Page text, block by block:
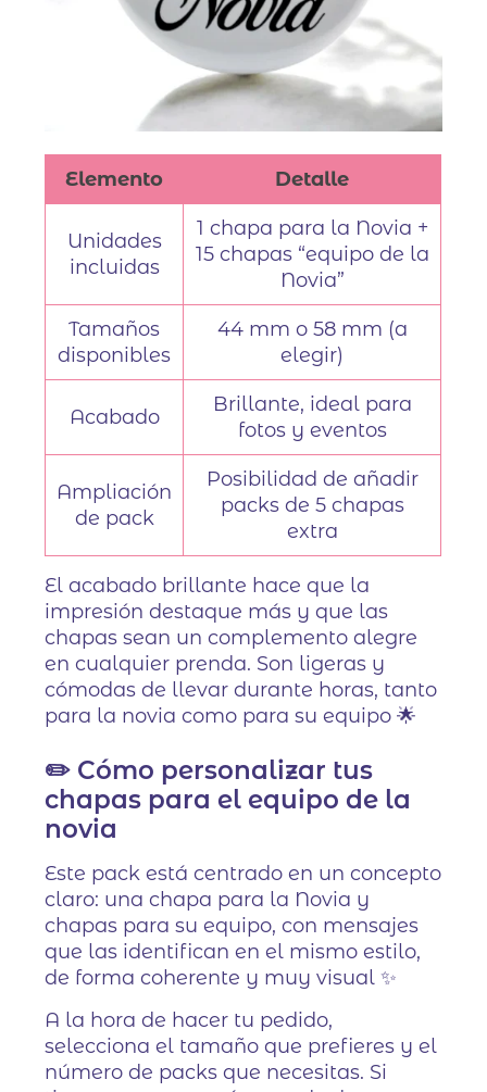
Elemento Detalle
Unidades
incluidas
1 chapa para la Novia +
15 chapas “equipo de la
Novia”
Tamaños
disponibles
44 mm o 58 mm (a
elegir)
Acabado
Brillante, ideal para
fotos y eventos
Ampliación
de pack
Posibilidad de añadir
packs de 5 chapas
extra
El acabado brillante hace que la
impresión destaque más y que las
chapas sean un complemento alegre
en cualquier prenda. Son ligeras y
cómodas de llevar durante horas, tanto
para la novia como para su equipo 🌟
✏️ Cómo personalizar tus
chapas para el equipo de la
novia
Este pack está centrado en un concepto
claro: una chapa para la Novia y
chapas para su equipo, con mensajes
que las identifican en el mismo estilo,
de forma coherente y muy visual ✨
A la hora de hacer tu pedido,
selecciona el tamaño que prefieres y el
número de packs que necesitas. Si